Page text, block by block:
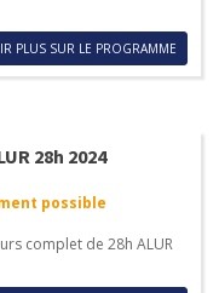
PLUS SUR LE PROGRAMME
28h 2024
possible
complet de 28h ALUR